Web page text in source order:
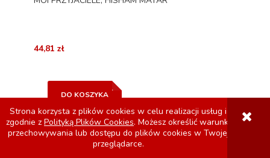
Strona korzysta z plików cookies w celu realizacji usług i
zgodnie z Polityką Plików Cookies. Możesz określić warunki
przechowywania lub dostępu do plików cookies w Twojej
przeglądarce.
44,81 zł
DO KOSZYKA